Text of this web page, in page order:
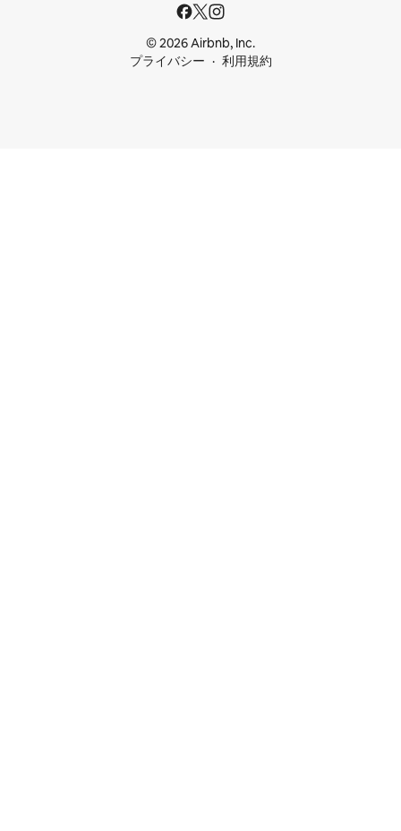
© 2026 Airbnb, Inc.
プライバシー
利用規約